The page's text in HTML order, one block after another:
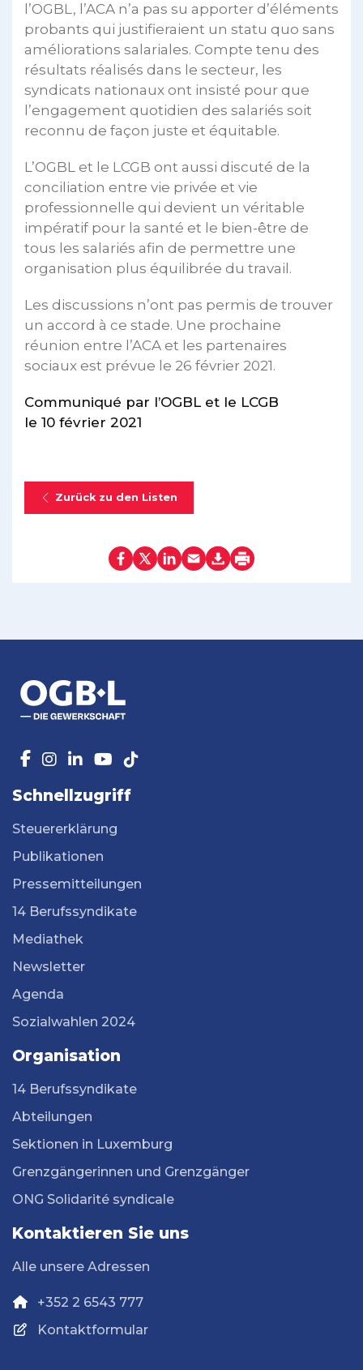
l’OGBL, l’ACA n’a pas su apporter d’éléments
probants qui justifieraient un statu quo sans
améliorations salariales. Compte tenu des
résultats réalisés dans le secteur, les
syndicats nationaux ont insisté pour que
l’engagement quotidien des salariés soit
reconnu de façon juste et équitable.
L’OGBL et le LCGB ont aussi discuté de la
conciliation entre vie privée et vie
professionnelle qui devient un véritable
impératif pour la santé et le bien-être de
tous les salariés afin de permettre une
organisation plus équilibrée du travail.
Les discussions n’ont pas permis de trouver
un accord à ce stade. Une prochaine
réunion entre l’ACA et les partenaires
sociaux est prévue le 26 février 2021.
Communiqué par l’OGBL et le LCGB
le 10 février 2021
Zurück zu den Listen
Schnellzugriff
Steuererklärung
Publikationen
Pressemitteilungen
14 Berufssyndikate
Mediathek
Newsletter
Agenda
Sozialwahlen 2024
Organisation
14 Berufssyndikate
Abteilungen
Sektionen in Luxemburg
Grenzgängerinnen und Grenzgänger
ONG Solidarité syndicale
Kontaktieren Sie uns
Alle unsere Adressen
+352 2 6543 777
Kontaktformular